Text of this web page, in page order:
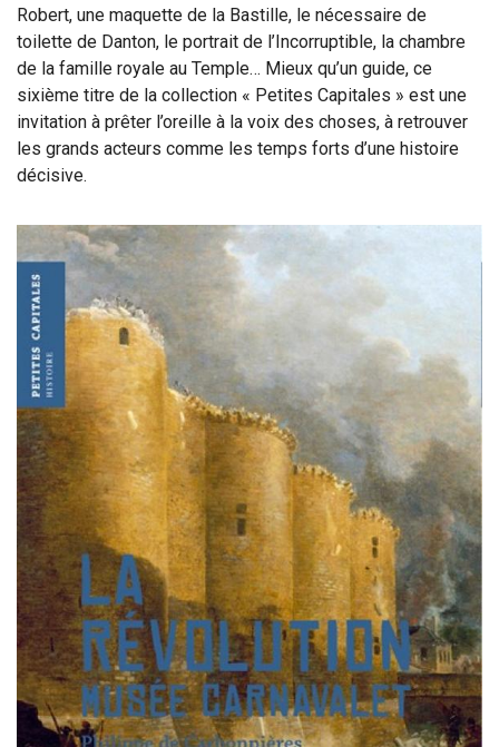
Robert, une maquette de la Bastille, le nécessaire de
toilette de Danton, le portrait de l’Incorruptible, la chambre
de la famille royale au Temple… Mieux qu’un guide, ce
sixième titre de la collection « Petites Capitales » est une
invitation à prêter l’oreille à la voix des choses, à retrouver
les grands acteurs comme les temps forts d’une histoire
décisive.